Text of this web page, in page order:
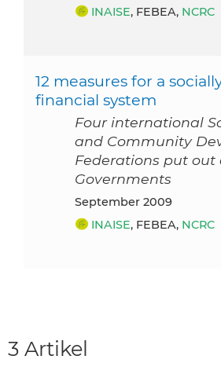
INAISE, FEBEA, NCRC
12 measures for a
financial system
Four international
and Community
Federations put out
Governments
September 2009
INAISE, FEBEA, NCRC
3 Artikel